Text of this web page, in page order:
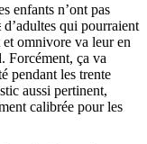
enfants n’ont pas
d’adultes qui pourraient
omnivore va leur en
Forcément, ça va
pendant les trente
aussi pertinent,
calibrée pour les